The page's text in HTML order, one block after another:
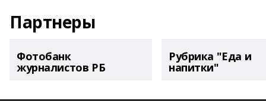
Партнеры
Фотобанк
журналистов РБ
Рубрика "Еда и
напитки"